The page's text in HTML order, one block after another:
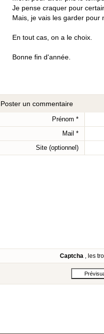
Je pense craquer pour
Mais, je vais les garder pour
En tout cas, on a le choix.
Bonne fin d'année.
Poster un commentaire
Prénom *
Mail *
Site (optionnel)
Captcha , les